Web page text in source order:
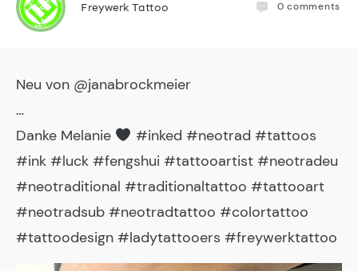
Freywerk Tattoo 0 comments
Neu von @janabrockmeier
…
Danke Melanie
#inked #neotrad #tattoos
#ink #luck #fengshui #tattooartist #neotradeu
#neotraditional #traditionaltattoo #tattooart
#neotradsub #neotradtattoo #colortattoo
#tattoodesign #ladytattooers #freywerktattoo